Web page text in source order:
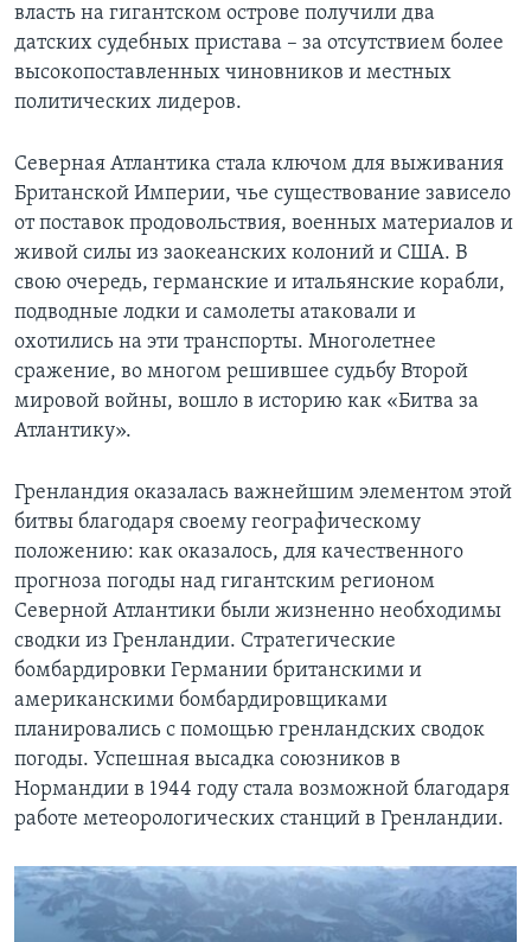
власть на гигантском острове получили два
датских судебных пристава – за отсутствием более
высокопоставленных чиновников и местных
политических лидеров.
Северная Атлантика стала ключом для выживания
Британской Империи, чье существование зависело
от поставок продовольствия, военных материалов и
живой силы из заокеанских колоний и США. В
свою очередь, германские и итальянские корабли,
подводные лодки и самолеты атаковали и
охотились на эти транспорты. Многолетнее
сражение, во многом решившее судьбу Второй
мировой войны, вошло в историю как «Битва за
Атлантику».
Гренландия оказалась важнейшим элементом этой
битвы благодаря своему географическому
положению: как оказалось, для качественного
прогноза погоды над гигантским регионом
Северной Атлантики были жизненно необходимы
сводки из Гренландии. Стратегические
бомбардировки Германии британскими и
американскими бомбардировщиками
планировались с помощью гренландских сводок
погоды. Успешная высадка союзников в
Нормандии в 1944 году стала возможной благодаря
работе метеорологических станций в Гренландии.